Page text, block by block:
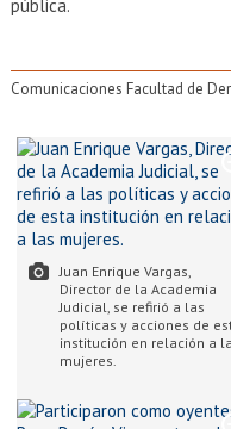
Juan Enrique Vargas,
Director de la Academia
Judicial, se refirió a las
políticas y acciones de
institución en relación a
mujeres.
pública.
Comunicaciones Facultad de